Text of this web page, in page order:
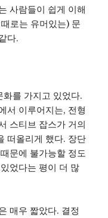
사람들이 쉽게 이해
로는 유머있는) 문
다.
를 가지고 있었다.
서 이루어지는, 전형
스티브 잡스가 거의
떠올리게 했다. 장단
문에 불가능할 정도
었다는 평이 더 많
매우 짧았다. 결정